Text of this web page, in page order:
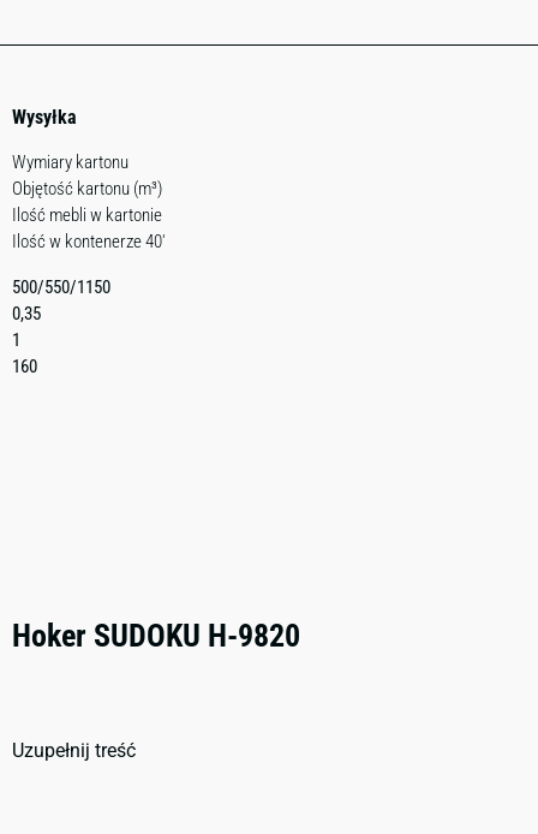
Wysyłka
Wymiary kartonu
Objętość kartonu (m³)
Ilość mebli w kartonie
Ilość w kontenerze 40′
500/550/1150
0,35
1
160
Hoker SUDOKU H-9820
Uzupełnij treść